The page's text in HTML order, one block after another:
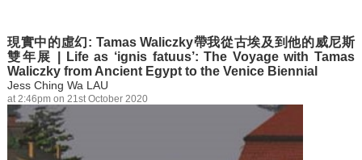
現實中的虛幻: Tamas Waliczky帶我從古埃及到他的威尼斯
雙年展 | Life as ‘ignis fatuus’: The Voyage with Tamas
Waliczky from Ancient Egypt to the Venice Biennial
Jess Ching Wa LAU
at 2:46pm on 21st October 2020